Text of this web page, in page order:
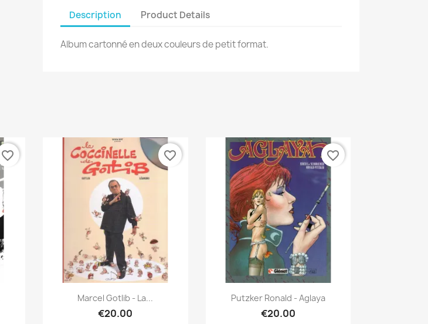
Description Product Details
Album cartonné en deux couleurs de petit format.
favorite_border
Quick view
Marcel Gotlib - La...
€20.00
favorite_border
Quick view
Putzker Ronald - Aglaya
€20.00
favorite_border